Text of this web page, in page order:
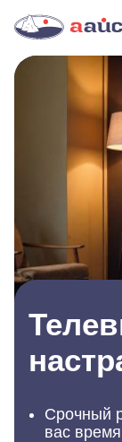
Срочный
вас